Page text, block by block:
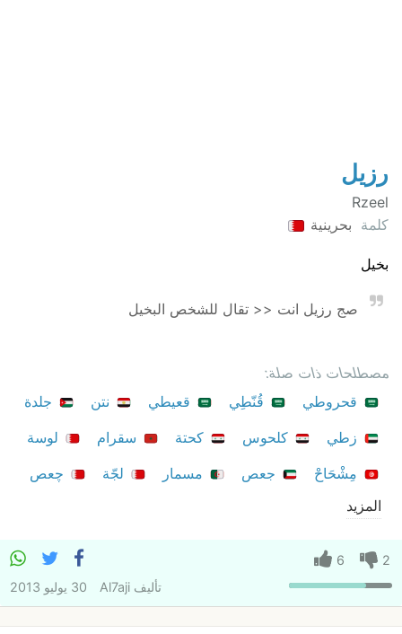
رزيل
Rzeel
كلمة بحرينية
بخيل
صج رزيل انت << تقال للشخص البخيل
مصطلحات ذات صلة:
قحروطي
قُنّطِي قعيطي نتن
جلدة
زطي
كلحوس كحتة سقرام
لوسة
مِشْحَاحْ
جعص مسمار لجّة
چعص
المزيد
2
6
تأليفAl7aji 30 يوليو 2013